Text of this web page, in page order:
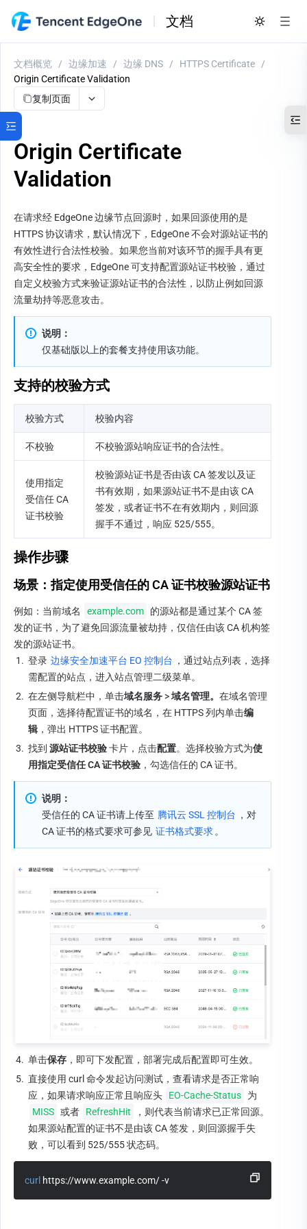
文档
文档概览 / 边缘加速 / 边缘 DNS / HTTPS Certificate
/
Origin Certificate Validation
复制页面
Origin Certificate
Validation
在请求经 EdgeOne 边缘节点回源时，如果回源使用的是
HTTPS 协议请求，默认情况下，EdgeOne 不会对源站证书的
有效性进行合法性校验。如果您当前对该环节的握手具有更
高安全性的要求，EdgeOne 可支持配置源站证书校验，通过
自定义校验方式来验证源站证书的合法性，以防止例如回源
流量劫持等恶意攻击。
说明：
仅基础版以上的套餐支持使用该功能。
支持的校验方式
校验方式 校验内容
不校验 不校验源站响应证书的合法性。
使用指定
受信任 CA
证书校验
校验源站证书是否由该 CA 签发以及证
书有效期，如果源站证书不是由该 CA
签发，或者证书不在有效期内，则回源
握手不通过，响应 525/555。
操作步骤
场景：指定使用受信任的 CA 证书校验源站证书
例如：当前域名 example.com
的源站都是通过某个 CA 签
发的证书，为了避免回源流量被劫持，仅信任由该 CA 机构签
发的源站证书。
1. 登录 边缘安全加速平台 EO 控制台 ，通过站点列表，选择
需配置的站点，进入站点管理二级菜单。
2. 在左侧导航栏中，单击域名服务 > 域名管理。 在域名管理
页面，选择待配置证书的域名，在 HTTPS 列内单击编
辑 ，弹出 HTTPS 证书配置。
3. 找到 源站证书校验 卡片，点击配置。选择校验方式为使
用指定受信任 CA 证书校验 ，勾选信任的 CA 证书。
说明：
受信任的 CA 证书请上传至 腾讯云 SSL 控制台 ，对
CA 证书的格式要求可参见 证书格式要求 。
4. 单击保存 ，即可下发配置，部署完成后配置即可生效。
5. 直接使用 curl 命令发起访问测试，查看请求是否正常响
应，如果请求响应正常且响应头
EO-Cache-Status
为
MISS 或者 RefreshHit
，则代表当前请求已正常回源。
如果源站配置的证书不是由该 CA 签发，则回源握手失
败，可以看到 525/555 状态码。
curl https://www.example.com/ -v